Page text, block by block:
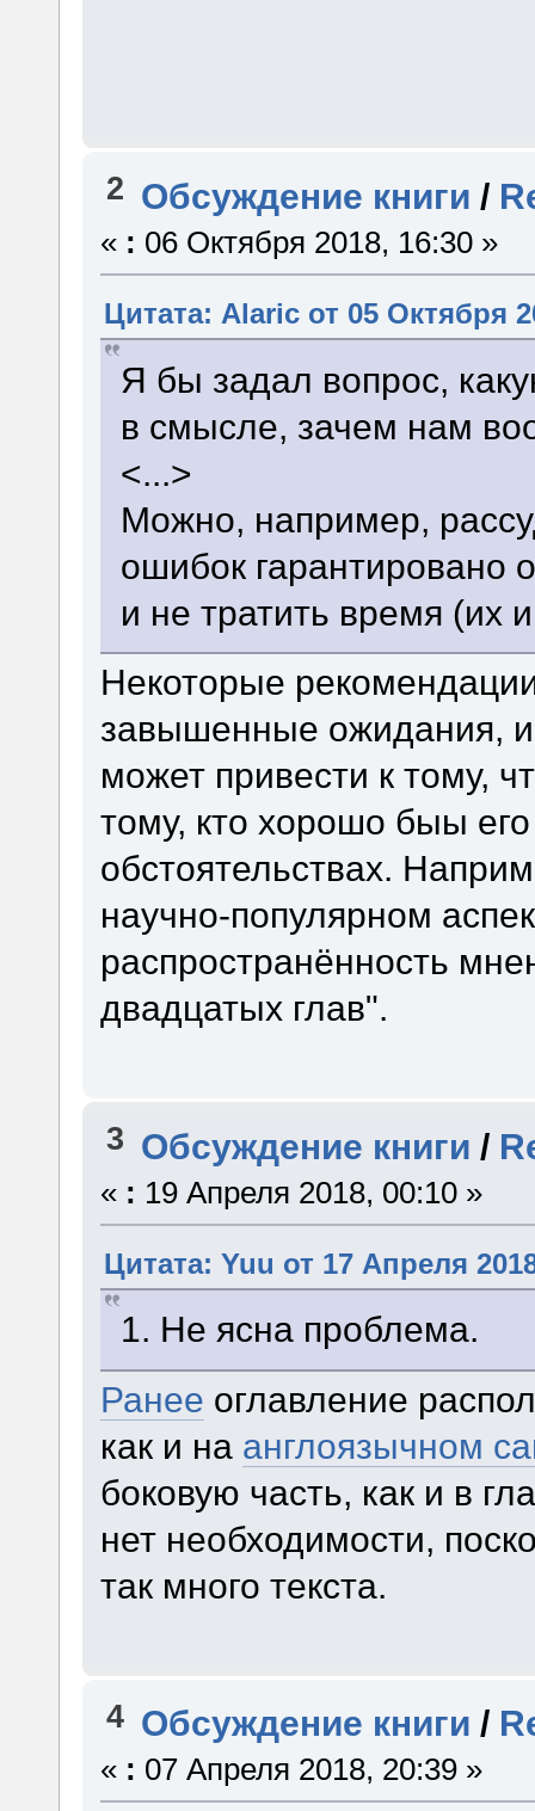
2 Обсуждение книги /
« : 06 Октября 2018, 16:30 »
Цитата: Alaric от 05 Октября
Я бы задал вопрос,
в смысле, зачем нам
<...>
Можно, например,
ошибок гарантировано
и не тратить время (их
Некоторые
завышенные ожидания, и
может привести к тому,
тому, кто хорошо быы
обстоятельствах.
научно-популярном
распространённость
двадцатых глав".
3 Обсуждение книги /
« : 19 Апреля 2018, 00:10 »
Цитата: Yuu от 17 Апреля
1. Не ясна проблема.
Ранее оглавление
как и на англоязычном
боковую часть, как и в
нет необходимости,
так много текста.
4 Обсуждение книги /
« : 07 Апреля 2018, 20:39 »